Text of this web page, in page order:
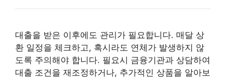
대출을 받은 이후에도 관리가 필요합니다. 매달 상
환 일정을 체크하고, 혹시라도 연체가 발생하지 않
도록 주의해야 합니다. 필요시 금융기관과 상담하여
대출 조건을 재조정하거나, 추가적인 상품을 알아보